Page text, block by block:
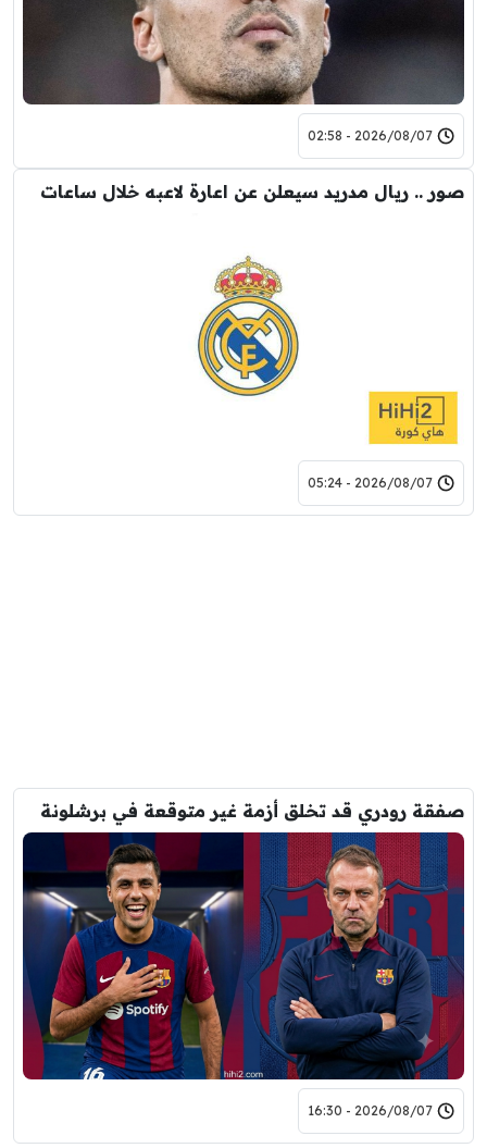
2026/08/07 - 02:58
صور .. ريال مدريد سيعلن عن اعارة لاعبه خلال ساعات
2026/08/07 - 05:24
صفقة رودري قد تخلق أزمة غير متوقعة في برشلونة
2026/08/07 - 16:30